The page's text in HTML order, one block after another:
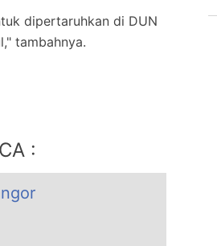
dipertaruhkan di DUN
tambahnya.
: